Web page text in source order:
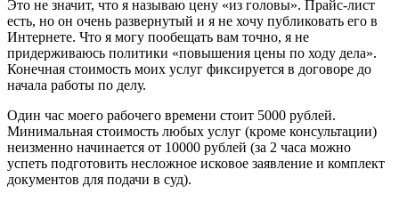
Это не значит, что я называю цену «из головы». Прайс-лист
есть, но он очень развернутый и я не хочу публиковать его в
Интернете. Что я могу пообещать вам точно, я не
придерживаюсь политики «повышения цены по ходу дела».
Конечная стоимость моих услуг фиксируется в договоре до
начала работы по делу.
Один час моего рабочего времени стоит 5000 рублей.
Минимальная стоимость любых услуг (кроме консультации)
неизменно начинается от 10000 рублей (за 2 часа можно
успеть подготовить несложное исковое заявление и комплект
документов для подачи в суд).